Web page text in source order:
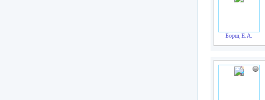
Борщ Е.А.